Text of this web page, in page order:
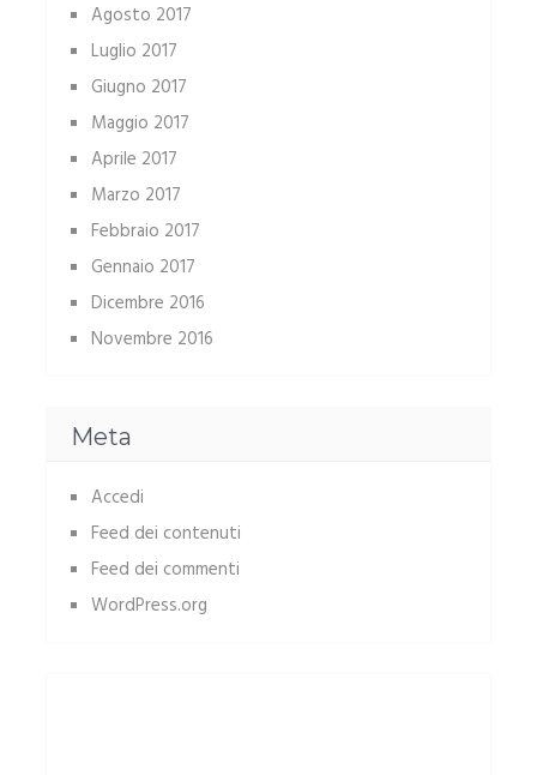
Agosto 2017
Luglio 2017
Giugno 2017
Maggio 2017
Aprile 2017
Marzo 2017
Febbraio 2017
Gennaio 2017
Dicembre 2016
Novembre 2016
Meta
Accedi
Feed dei contenuti
Feed dei commenti
WordPress.org